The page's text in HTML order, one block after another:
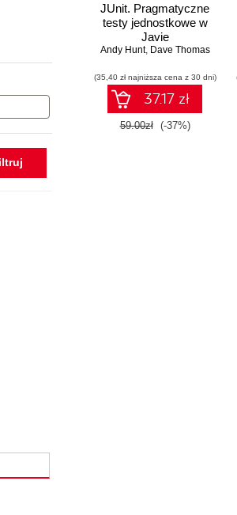
JUnit. Pragmatyczne
testy jednostkowe w
Javie
Andy Hunt, Dave Thomas
(35,40 zł najniższa cena z 30 dni)
37.17 zł
59.00zł (-37%)